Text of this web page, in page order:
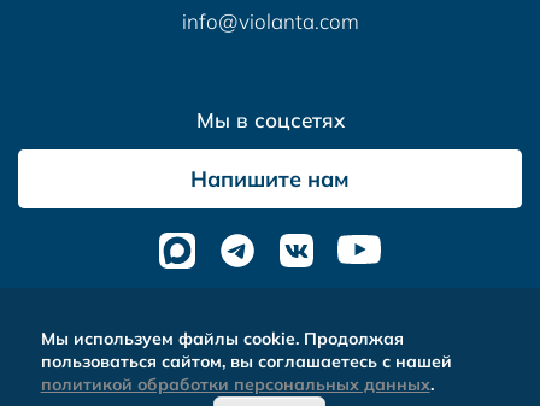
info@violanta.com
Мы в соцсетях
Напишите нам
Мы используем файлы cookie. Продолжая
пользоваться сайтом, вы соглашаетесь с нашей
политикой обработки персональных данных.